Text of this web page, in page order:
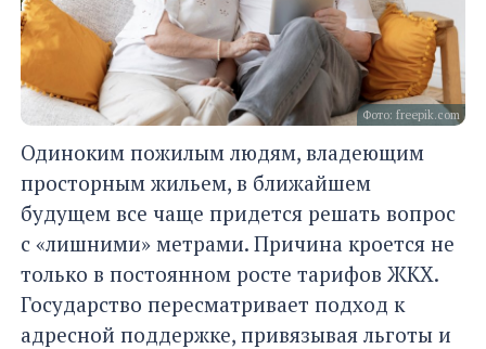
Фото: freepik.com
Одиноким пожилым людям, владеющим
просторным жильем, в ближайшем
будущем все чаще придется решать вопрос
с «лишними» метрами. Причина кроется не
только в постоянном росте тарифов ЖКХ.
Государство пересматривает подход к
адресной поддержке, привязывая льготы и